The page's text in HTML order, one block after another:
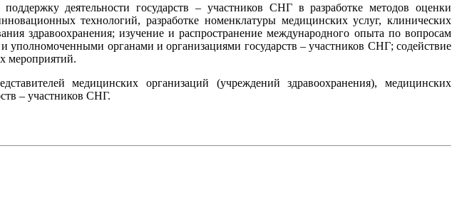
деятельности государств – участников СНГ в разработке методов оценки
технологий, разработке номенклатуры медицинских услуг, клинических
здравоохранения; изучение и распространение международного опыта по вопросам
уполномоченными органами и организациями государств – участников СНГ; содействие
мероприятий.
медицинских организаций (учреждений здравоохранения), медицинских
– участников СНГ.